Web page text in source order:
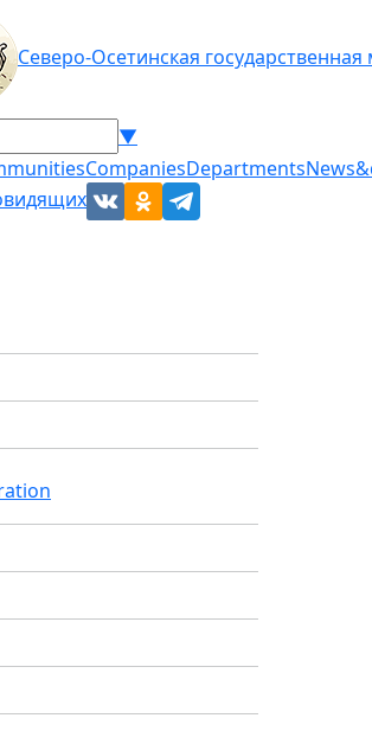
Северо-Осетинская
▼
CompaniesDepartments